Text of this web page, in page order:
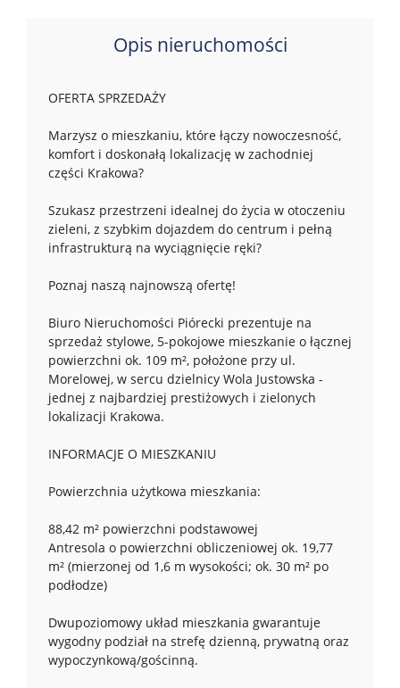
Opis nieruchomości
OFERTA SPRZEDAŻY
Marzysz o mieszkaniu, które łączy nowoczesność,
komfort i doskonałą lokalizację w zachodniej
części Krakowa?
Szukasz przestrzeni idealnej do życia w otoczeniu
zieleni, z szybkim dojazdem do centrum i pełną
infrastrukturą na wyciągnięcie ręki?
Poznaj naszą najnowszą ofertę!
Biuro Nieruchomości Piórecki prezentuje na
sprzedaż stylowe, 5-pokojowe mieszkanie o łącznej
powierzchni ok. 109 m², położone przy ul.
Morelowej, w sercu dzielnicy Wola Justowska -
jednej z najbardziej prestiżowych i zielonych
lokalizacji Krakowa.
INFORMACJE O MIESZKANIU
Powierzchnia użytkowa mieszkania:
88,42 m² powierzchni podstawowej
Antresola o powierzchni obliczeniowej ok. 19,77
m² (mierzonej od 1,6 m wysokości; ok. 30 m² po
podłodze)
Dwupoziomowy układ mieszkania gwarantuje
wygodny podział na strefę dzienną, prywatną oraz
wypoczynkową/gościnną.